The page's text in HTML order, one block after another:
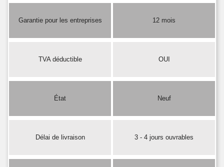
Garantie pour les entreprises 12 mois
TVA déductible OUI
État Neuf
Délai de livraison 3 - 4 jours ouvrables